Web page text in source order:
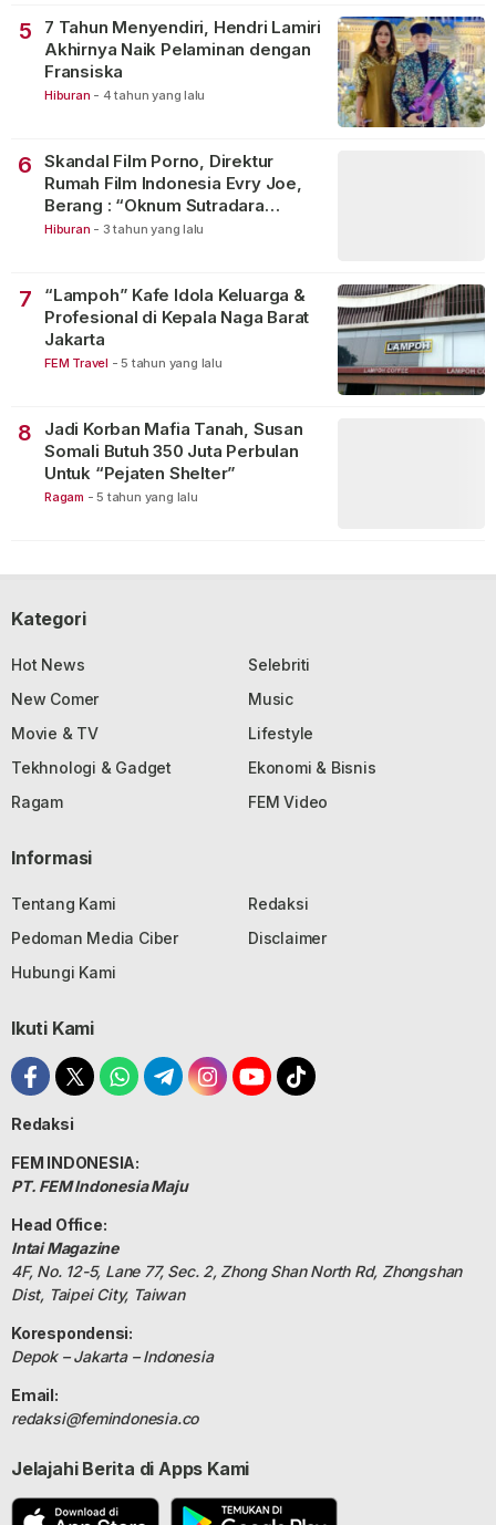
5
7 Tahun Menyendiri, Hendri Lamiri
Akhirnya Naik Pelaminan dengan
Fransiska
Hiburan - 4 tahun yang lalu
6
Skandal Film Porno, Direktur
Rumah Film Indonesia Evry Joe,
Berang : “Oknum Sutradara
Merusak Perfilman Indonesia”!
Hiburan - 3 tahun yang lalu
7
“Lampoh” Kafe Idola Keluarga &
Profesional di Kepala Naga Barat
Jakarta
FEM Travel - 5 tahun yang lalu
8
Jadi Korban Mafia Tanah, Susan
Somali Butuh 350 Juta Perbulan
Untuk “Pejaten Shelter”
Ragam - 5 tahun yang lalu
Kategori
Hot News
Selebriti
New Comer
Music
Movie & TV
Lifestyle
Tekhnologi & Gadget
Ekonomi & Bisnis
Ragam
FEM Video
Informasi
Tentang Kami
Redaksi
Pedoman Media Ciber
Disclaimer
Hubungi Kami
Ikuti Kami
Redaksi
FEM INDONESIA:
PT. FEM Indonesia Maju
Head Office:
Intai Magazine
4F, No. 12-5, Lane 77, Sec. 2, Zhong Shan North Rd, Zhongshan
Dist, Taipei City, Taiwan
Korespondensi:
Depok – Jakarta – Indonesia
Email:
redaksi@femindonesia.co
Jelajahi Berita di Apps Kami